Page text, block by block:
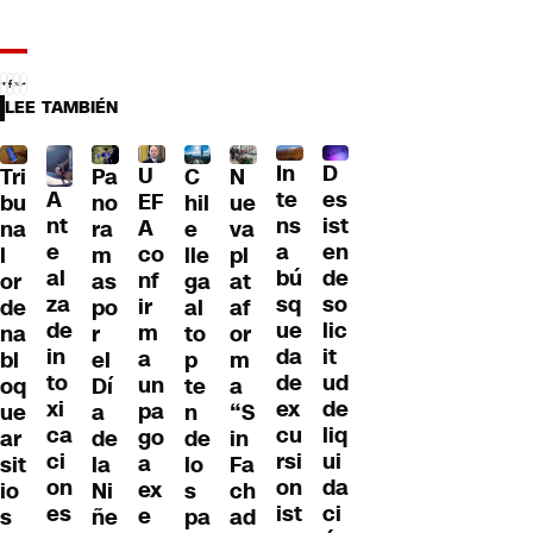
LEE TAMBIÉN
Tri
bu
na
l
or
de
na
bl
oq
ue
ar
sit
io
s
A
nt
e
al
za
de
in
to
xi
ca
ci
on
es
Pa
no
ra
m
as
po
r
el
Dí
a
de
la
Ni
ñe
U
EF
A
co
nf
ir
m
a
un
pa
go
a
ex
e
C
hil
e
lle
ga
al
to
p
te
n
de
lo
s
pa
N
ue
va
pl
at
af
or
m
a
“S
in
Fa
ch
ad
In
te
ns
a
bú
sq
ue
da
de
ex
cu
rsi
on
ist
D
es
ist
en
de
so
lic
it
ud
de
liq
ui
da
ci